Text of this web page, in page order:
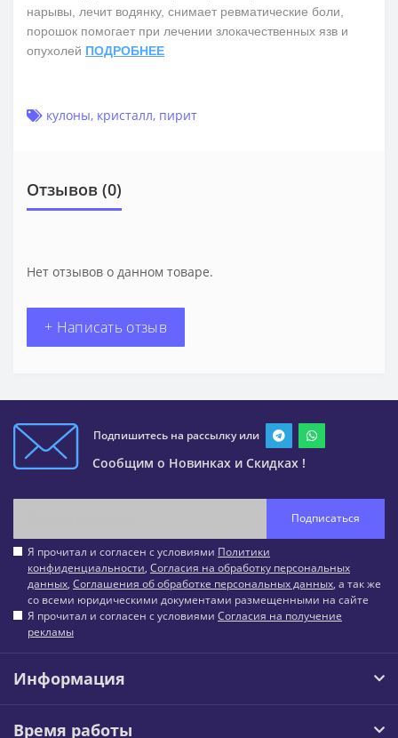
нарывы, лечит водянку, снимает ревматические боли,
порошок помогает при лечении злокачественных язв и
опухолей ПОДРОБНЕЕ
кулоны, кристалл, пирит
Отзывов (0)
Нет отзывов о данном товаре.
+ Написать отзыв
Подпишитесь на рассылку или
Сообщим о Новинках и Скидках !
Подписаться
Я прочитал и согласен с условиями Политики
конфиденциальности, Согласия на обработку персональных
данных, Соглашения об обработке персональных данных, а так же
со всеми юридическими документами размещенными на сайте
Я прочитал и согласен с условиями Согласия на получение
рекламы
Информация
Время работы